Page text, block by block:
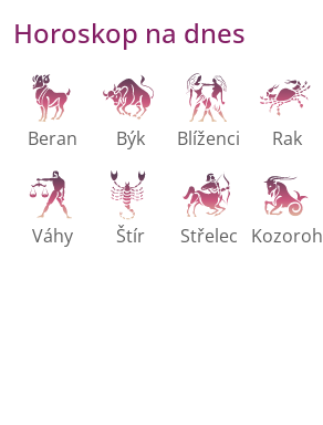
Horoskop na dnes
Beran Býk Blíženci Rak
Váhy Štír Střelec Kozoroh